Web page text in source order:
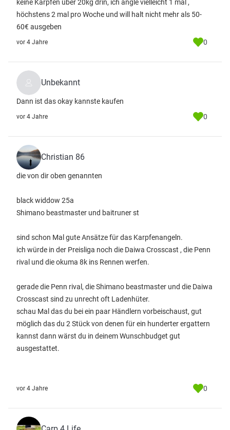
keine Karpfen über 20kg drin, ich angle vielleicht 1 mal ,
höchstens 2 mal pro Woche und will halt nicht mehr als 50-
60€ ausgeben
vor 4 Jahre 0
Unbekannt
Dann ist das okay kannste kaufen
vor 4 Jahre 0
Christian 86
die von dir oben genannten
black widdow 25a
Shimano beastmaster und baitruner st
sind schon Mal gute Ansätze für das Karpfenangeln.
ich würde in der Preisliga noch die Daiwa Crosscast , die Penn
rival und die okuma 8k ins Rennen werfen.
gerade die Penn rival, die Shimano beastmaster und die Daiwa
Crosscast sind zu unrecht oft Ladenhüter.
schau Mal das du bei ein paar Händlern vorbeischaust, gut
möglich das du 2 Stück von denen für ein hunderter ergattern
kannst dann wärst du in deinem Wunschbudget gut
ausgestattet.
vor 4 Jahre 0